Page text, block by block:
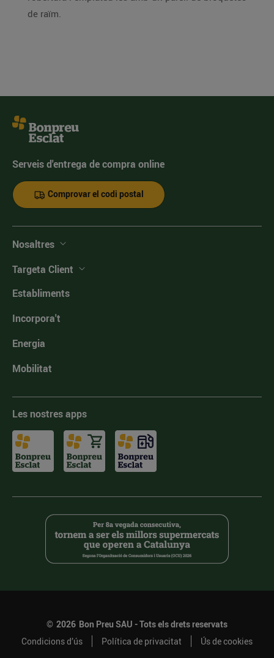
de raïm.
Serveis d'entrega de compra online
Comprovar el codi postal
Nosaltres
Targeta Client
Establiments
Incorpora't
Energia
Mobilitat
Les nostres apps
© 2026 Bon Preu SAU - Tots els drets reservats
Condicions d’ús
Política de privacitat Ús de cookies